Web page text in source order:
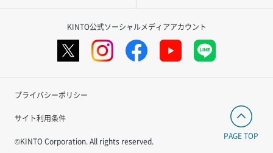
KINTO公式ソーシャルメディアアカウント
プライバシーポリシー
サイト利用条件
©KINTO Corporation. All rights reserved.
PAGE TOP